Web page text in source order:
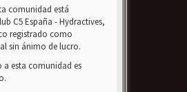
comunidad está
C5 España - Hydractives,
registrado como
sin ánimo de lucro.
a esta comunidad es